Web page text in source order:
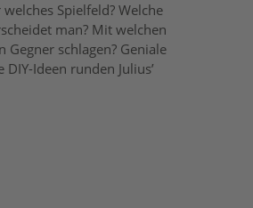
Spielfeld? Welche
man? Mit welchen
Gegner schlagen? Geniale
Ideen runden Julius’